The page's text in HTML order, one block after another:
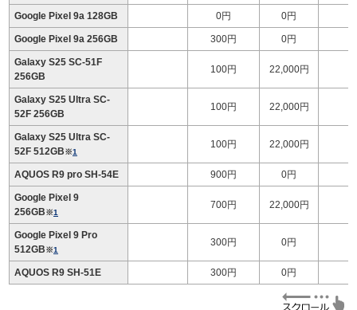
Google Pixel 9a 128GB 0円 0円
Google Pixel 9a 256GB 300円 0円
Galaxy S25 SC-51F
256GB
100円 22,000円
Galaxy S25 Ultra SC-
52F 256GB
100円 22,000円
Galaxy S25 Ultra SC-
52F 512GB※1
100円 22,000円
AQUOS R9 pro SH-54E 900円 0円
Google Pixel 9
256GB※1
700円 22,000円
Google Pixel 9 Pro
512GB※1
300円 0円
AQUOS R9 SH-51E 300円 0円